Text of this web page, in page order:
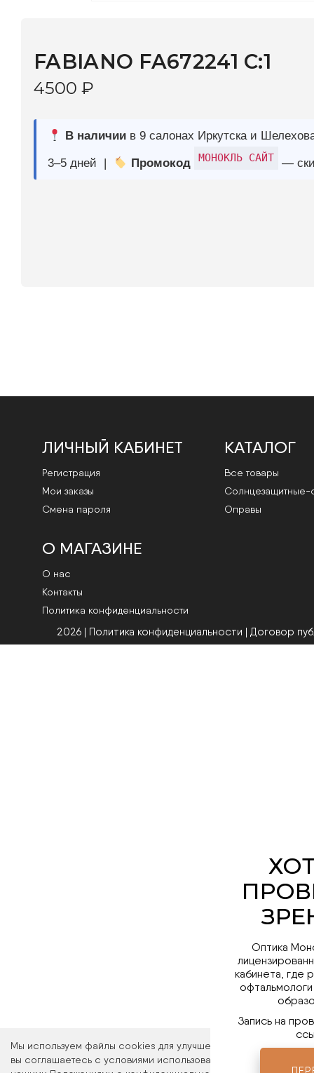
Мы используем файлы cookies для улучшения работы сайта.
вы соглашаетесь с условиями использования файлов cookies.
3–5 дней | Промокод — скидка 10%
ЛИЧНЫЙ КАБИНЕТ
Регистрация
Мои заказы
Смена пароля
КАТАЛОГ
Все товары
Cолнцезащитные-
Оправы
О МАГАЗИНЕ
О нас
Контакты
Политика конфиденциальности
2026 | Политика конфиденциальности | Договор
Оптика
кабинета, где
Запись на